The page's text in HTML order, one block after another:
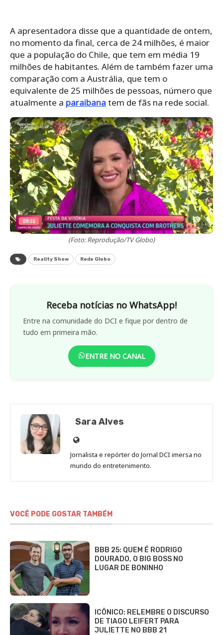
A apresentadora disse que a quantidade de ontem,
no momento da final, cerca de 24 milhões, é maior
que a população do Chile, que tem em média 19
milhões de habitantes. Além de também fazer uma
comparação com a Austrália, que tem o
equivalente de 25 milhões de pessoas, número que
atualmente a paraibanatem de fãs na rede social.
(Foto: Reprodução/TV Globo)
Reality Show Rede Globo
Receba notícias no WhatsApp!
Entre na comunidade do DCI e fique por dentro de
tudo em primeira mão.
ENTRE NO CANAL
Sara Alves
Site
de
Sara
Jornalista e repórter do Jornal DCI imersa no
mundo do entretenimento.
VOCÊ PODE GOSTAR TAMBÉM
BBB 25: QUEM É RODRIGO
DOURADO, O BIG BOSS NO
LUGAR DE BONINHO
ICÔNICO: RELEMBRE O DISCURSO
DE TIAGO LEIFERT PARA
JULIETTE NO BBB 21